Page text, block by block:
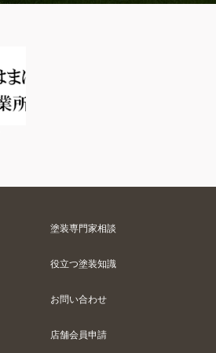
塗装専門家相談
役立つ塗装知識
お問い合わせ
店舗会員申請